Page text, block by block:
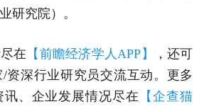
研究院）。
在 【前瞻经济学人APP】
，还可
/资深行业研究员交流互动。更多
、企业发展情况尽在
【企查猫